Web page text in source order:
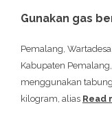
Gunakan gas
Pemalang,
Kabupaten
menggunakan
kilogram, alias Read